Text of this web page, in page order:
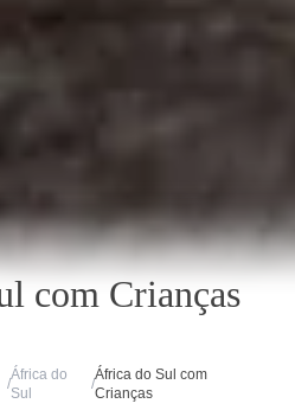
com Crianças
/
África do
Sul
/
África do Sul com
Crianças